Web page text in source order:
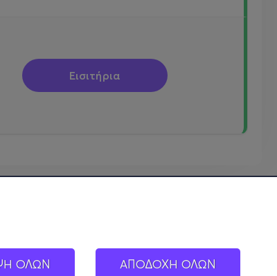
ΟΛΩΝ ΑΠΟΔΟΧΗ ΟΛΩΝ
Εισιτήρια